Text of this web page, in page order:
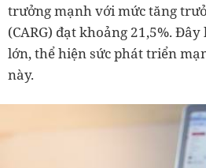
trưởng mạnh với mức tăng
(CARG) đạt khoảng 21,5%.
lớn, thể hiện sức phát triển
này.